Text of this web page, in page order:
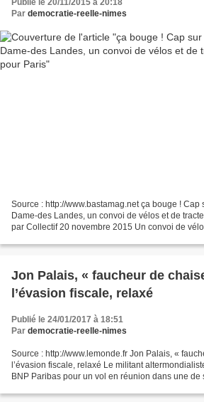
Publié le 20/11/2015 à 20:18
Par democratie-reelle-nimes
Source : http://www.bastamag.net ça bouge ! Cap
Dame-des Landes, un convoi de vélos et de
par Collectif 20 novembre 2015 Un convoi de
Jon Palais, « faucheur de
l’évasion fiscale, relaxé
Publié le 24/01/2017 à 18:51
Par democratie-reelle-nimes
Source : http://www.lemonde.fr Jon Palais, «
l’évasion fiscale, relaxé Le militant
BNP Paribas pour un vol en réunion dans une de